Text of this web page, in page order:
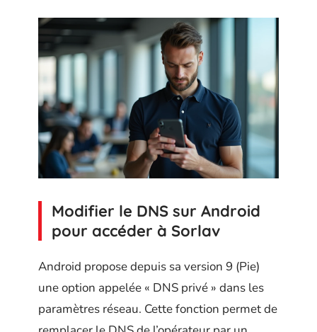
Modifier le DNS sur Android
pour accéder à Sorlav
Android propose depuis sa version 9 (Pie)
une option appelée « DNS privé » dans les
paramètres réseau. Cette fonction permet de